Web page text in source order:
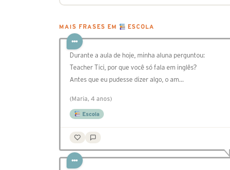
MAIS FRASES EM ESCOLA
Durante a aula de hoje, minha aluna perguntou:
Teacher Tici, por que você só fala em inglês?
Antes que eu pudesse dizer algo, o am…
(Maria, 4 anos)
Escola